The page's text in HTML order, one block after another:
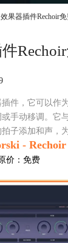
果器插件Rechoir
件，它可以作
手动移调。它
子添加和声，
- Rechoir
价： 免费